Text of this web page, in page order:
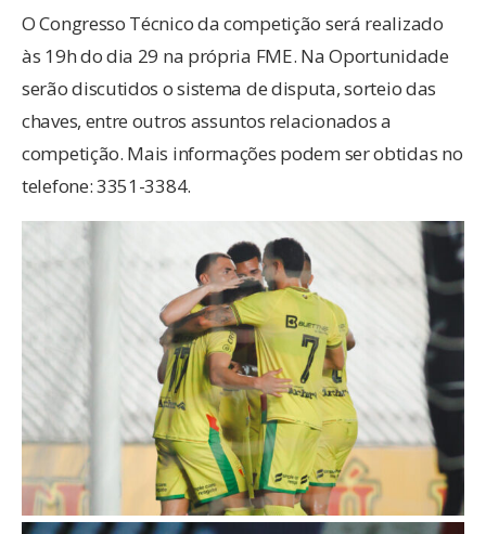
O Congresso Técnico da competição será realizado
às 19h do dia 29 na própria FME. Na Oportunidade
serão discutidos o sistema de disputa, sorteio das
chaves, entre outros assuntos relacionados a
competição. Mais informações podem ser obtidas no
telefone: 3351-3384.